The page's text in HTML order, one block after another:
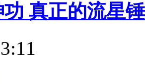
真正的流星